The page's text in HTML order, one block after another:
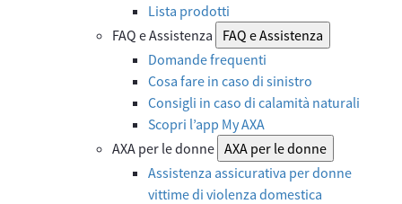
Lista prodotti
FAQ e Assistenza
FAQ e Assistenza
Domande frequenti
Cosa fare in caso di sinistro
Consigli in caso di calamità naturali
Scopri l’app My AXA
AXA per le donne AXA per le donne
Assistenza assicurativa per donne
vittime di violenza domestica